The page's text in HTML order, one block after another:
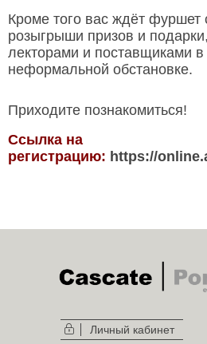
Кроме того вас ждёт фуршет
розыгрыши призов и
лекторами и поставщиками в
неформальной обстановке.
Приходите познакомиться!
Ссылка на
регистрацию: https://
Личный кабинет